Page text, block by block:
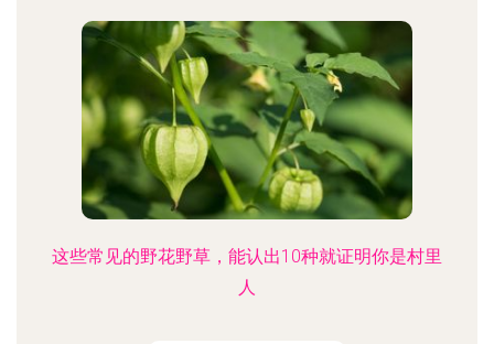
这些常见的野花野草，能认出10种就证明你是村里
人